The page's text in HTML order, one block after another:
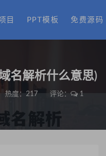
目 PPT模板 免费源码
名解析什么意思)
热度：217 评论： 1